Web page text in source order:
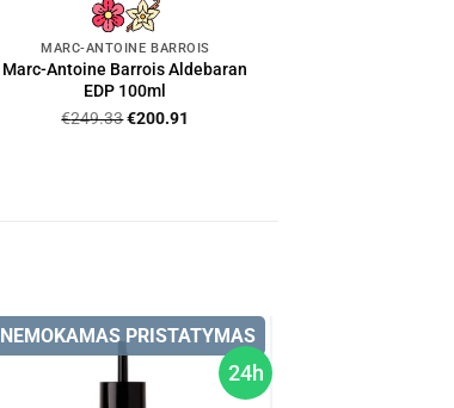
MARC-ANTOINE BARROIS
Marc-Antoine Barrois Aldebaran
EDP 100ml
€249.33Original
€200.91
24h
NEMOKAMAS PRISTATYMAS